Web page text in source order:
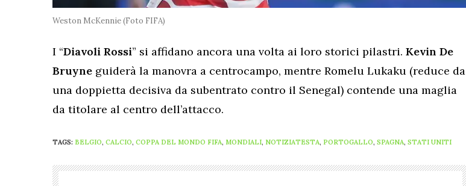
Weston McKennie (Foto FIFA)
I “Diavoli Rossi” si affidano ancora una volta ai loro storici pilastri. Kevin De
Bruyne guiderà la manovra a centrocampo, mentre Romelu Lukaku (reduce da
una doppietta decisiva da subentrato contro il Senegal) contende una maglia
da titolare al centro dell’attacco.
TAGS: BELGIO, CALCIO, COPPA DEL MONDO FIFA, MONDIALI, NOTIZIATESTA, PORTOGALLO, SPAGNA, STATI UNITI